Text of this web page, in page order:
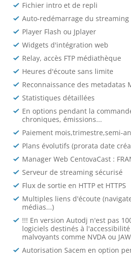
Fichier intro et de repli
Auto-redémarrage du streaming
Player Flash ou Jplayer
Widgets d'intégration web
Relay, accès FTP médiathèque
Heures d'écoute sans limite
Reconnaissance des metadatas
Statistiques détaillées
En options pendant la
chroniques, émissions...
Paiement mois,trimestre,semi-
Plans évolutifs (prorata date
Manager Web CentovaCast :
Serveur de streaming sécurisé
Flux de sortie en HTTP et HTTPS
Multiples liens d'écoute
médias...)
!!! En version Autodj n'est pas
logiciels destinés à
malvoyants comme NVDA ou
Autorisation Sacem en option